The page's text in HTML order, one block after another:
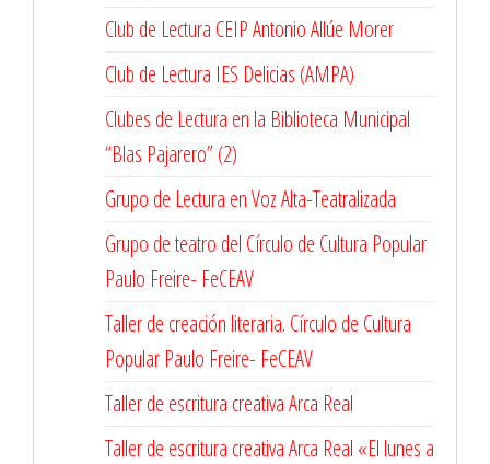
Club de Lectura CEIP Antonio Allúe Morer
Club de Lectura IES Delicias (AMPA)
Clubes de Lectura en la Biblioteca Municipal
“Blas Pajarero” (2)
Grupo de Lectura en Voz Alta-Teatralizada
Grupo de teatro del Círculo de Cultura Popular
Paulo Freire- FeCEAV
Taller de creación literaria. Círculo de Cultura
Popular Paulo Freire- FeCEAV
Taller de escritura creativa Arca Real
Taller de escritura creativa Arca Real «El lunes a